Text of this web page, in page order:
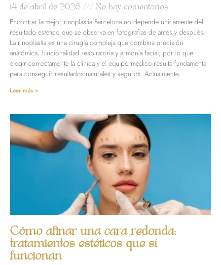
14 de abril de 2026 No hay comentarios
Encontrar la mejor rinoplastia Barcelona no depende únicamente del
resultado estético que se observa en fotografías de antes y después.
La rinoplastia es una cirugía compleja que combina precisión
anatómica, funcionalidad respiratoria y armonía facial, por lo que
elegir correctamente la clínica y el equipo médico resulta fundamental
para conseguir resultados naturales y seguros. Actualmente,
Leer más »
Cómo afinar una cara redonda:
tratamientos estéticos que sí
funcionan